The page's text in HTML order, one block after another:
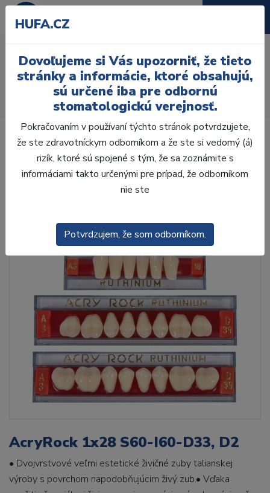
D33, D2
Zuby
AcryRock
AcryRock 1x28 S60-I60-D33, D2
AcryRock 1x28 S60-I60-D33, D2
• Dvojvrstvové veľmi estetické živičné zuby talianskej
výroby s povrchom napodobňujúcim živý zub.• Vďaka
HUFA.CZ
Dovoľujeme si Vás upozorniť, že tieto
stránky a informácie, ktoré obsahujú,
sú určené iba pre odbornú
stomatologickú verejnosť.
Pokračovaním v používaní týchto stránok potvrdzujete,
že ste zdravotníckym odborníkom a že ste si vedomý (á)
rizík, ktoré sú spojené s tým, že sa zoznámite s
informáciami takto určenými pre prípad, že odborníkom
nie ste
Potvrdzujem, že som odborníkom.